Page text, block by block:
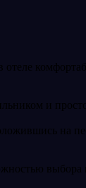
и
на
выбора